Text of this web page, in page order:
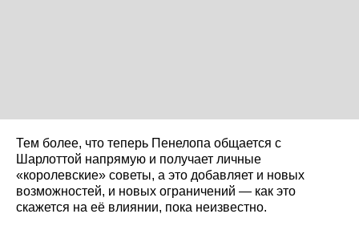
Тем более, что теперь Пенелопа общается с
Шарлоттой напрямую и получает личные
«королевские» советы, а это добавляет и новых
возможностей, и новых ограничений — как это
скажется на её влиянии, пока неизвестно.